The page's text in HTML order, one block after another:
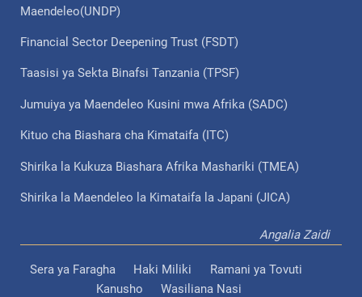
Maendeleo(UNDP)
Financial Sector Deepening Trust (FSDT)
Taasisi ya Sekta Binafsi Tanzania (TPSF)
Jumuiya ya Maendeleo Kusini mwa Afrika (SADC)
Kituo cha Biashara cha Kimataifa (ITC)
Shirika la Kukuza Biashara Afrika Mashariki (TMEA)
Shirika la Maendeleo la Kimataifa la Japani (JICA)
Angalia Zaidi
Sera ya Faragha Haki Miliki
Ramani ya Tovuti
Kanusho
Wasiliana Nasi